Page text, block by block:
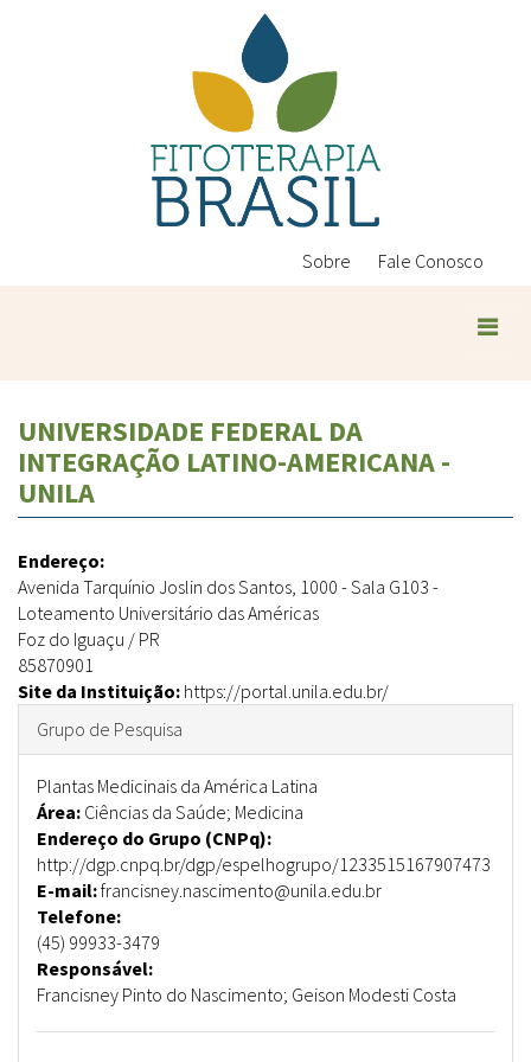
Sobre Fale Conosco
UNIVERSIDADE FEDERAL DA
INTEGRAÇÃO LATINO-AMERICANA -
UNILA
Endereço:
Avenida Tarquínio Joslin dos Santos, 1000 -Sala G103 -
Loteamento Universitário das Américas
Foz do Iguaçu / PR
85870901
Site da Instituição: https://portal.unila.edu.br/
Ocultar
Grupo de Pesquisa
Plantas Medicinais da América Latina
Área: Ciências da Saúde; Medicina
Endereço do Grupo (CNPq):
http://dgp.cnpq.br/dgp/espelhogrupo/1233515167907473
E-mail:francisney.nascimento@unila.edu.br
Telefone:
(45) 99933-3479
Responsável:
Francisney Pinto do Nascimento; Geison Modesti Costa